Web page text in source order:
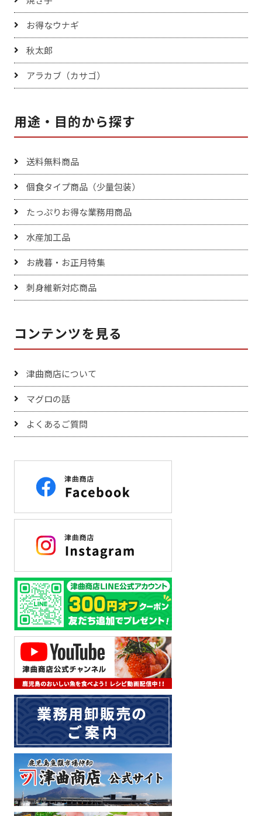
お得なウナギ
秋太郎
アラカブ（カサゴ）
用途・目的から探す
送料無料商品
個食タイプ商品（少量包装）
たっぷりお得な業務用商品
水産加工品
お歳暮・お正月特集
刺身維新対応商品
コンテンツを見る
津曲商店について
マグロの話
よくあるご質問